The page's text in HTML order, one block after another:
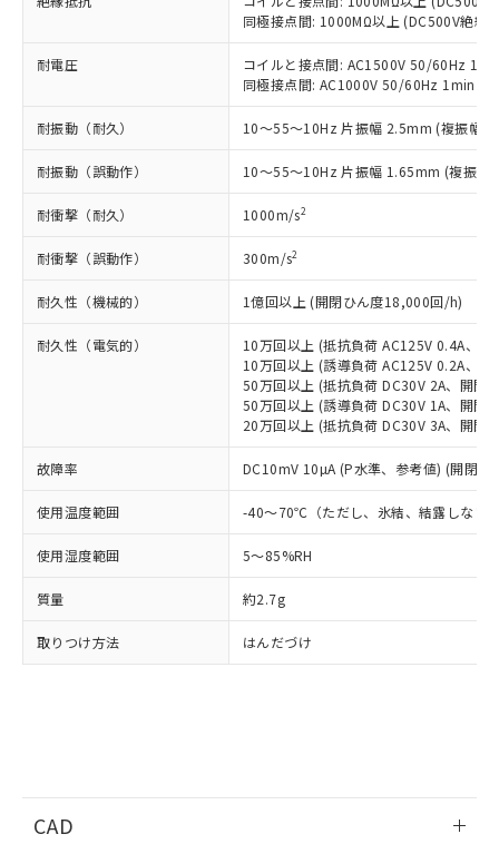
同極接点間: 1000MΩ以上 (DC500V絶縁
耐電圧
コイルと接点間: AC1500V 50/60Hz
同極接点間: AC1000V 50/60Hz 1min
耐振動（耐久） 10～55～10Hz 片振幅 2.5mm (複振幅
耐振動（誤動作） 10～55～10Hz 片振幅 1.65mm (複振幅
耐衝撃（耐久） 1000m/s2
耐衝撃（誤動作） 300m/s2
耐久性（機械的） 1億回以上 (開閉ひん度18,000回/h)
耐久性（電気的）
10万回以上 (抵抗負荷 AC125V 0.4A、
10万回以上 (誘導負荷 AC125V 0.2A、
50万回以上 (抵抗負荷 DC30V 2A、開閉
50万回以上 (誘導負荷 DC30V 1A、開閉
20万回以上 (抵抗負荷 DC30V 3A、開閉
故障率 DC10mV 10µA (P水準、参考値) (開閉
使用温度範囲 -40～70℃（ただし、氷結、結露しない
使用湿度範囲 5～85%RH
質量 約2.7g
取りつけ方法 はんだづけ
CAD
タに基づき作成されるものであり、閲
覧された時点での実際の在庫および標
準価格とは異なる場合があることをご
正式な納期状況および標準価格はお客
様のお取引先、またはお客様担当のオ
ムロン制御機器販売店・当社販売員に
ご相談ください。
オムロン制御機器販売店や当社販売拠
販売ネットワーク
ください。
在庫状況および標準価格結果を当社の
事前の承諾なく第三者に漏洩または開
示しないようお願いします。
マイパーツ機能（部品リスト作成サー
ビス）をご利用いただくには、I-Web
メンバーズにご登録されている必要が
お客様が当ウェブサイト上で当社にご
登録された部品リストについて、当社
および当社の共同利用者が、当社の製
品・サービスに関するお客様との取
引・商談に必要な範囲で利用すること
をご了承ください。
※当社の共同利用者とは、"個人情報
の共同利用に関して"
用者の範囲」に記載されている法人を
*EU RoHS指令（10物質）：
鉛(Pb) 1000ppm以下、 水銀(Hg) 1000ppm以下、 カド
六価クロム(Cr(Ⅵ)) 1000ppm以下、ポリ臭化ビフェニル
類(PBB) 1000ppm以下、ポリ臭化ジフェニルエーテル類
(PBDE) 1000ppm以下、フタル酸ビス(2-エチルヘキシ
ル) (DEHP)(別名：DOP) 1000ppm以下、フタル酸ブチ
ルベンジル（BBP） 1000ppm以下、フタル酸ジブチル
（DBP） 1000ppm以下、フタル酸ジイソブチル
但し、RoHS指令で産業用監視および制御機器に対する
フタル酸エステル類の４物質については閾値を超える意
図的な使用がないことを確認しています。
部品在庫の切り替え状況などにより、予定
月が前後することがあります。
※3 非含有証明書ダウンロード
下記の非含有証明書をダウンロードするこ
とができます。
EU RoHS指令（10物質）の非含有証明書
51物質の非含有証明書（当社基準）
※本証明書は発行日時点で非含有を証明す
るもので、過去に遡って非含有を証明する
ものではありません。
していることから、特段のことがない限
*中国RoHS10物質の基準値 (GB/T26572)：
Pb(鉛) :1000ppm、 Hg(水銀) : 1000ppm、 Cd(カドミウ
Cr(Ⅵ)(六価クロム) : 1000ppm、 PBBs(ポリ臭化ビフェ
ニル類) : 1000ppm、 PBDEs(ポリ臭化ジフェニルエーテ
DBP(フタル酸ジブチル) : 1000ppm、 DIBP(フタル酸ジ
DEHP(フタル酸ビス(2-エチルヘキシル)) : 1000ppm
※2 環境保護使用期限
「ｅ」：有害物質（10物質）のすべてが基
準値以下であることを示します。
「10」：通常の使用状況下において有害物
質が外部に漏えいし、環境に深刻な影響を
及ぼさない年数を意味します。
「－」：未確認です。当社販売部門へお問
または国外への提供する場合は、日本
国政府の輸出許可(または役務取引許
可)を取得するなどの必要な手続きを
当社は規制貨物を破棄する場合は、完
全に破砕するなど、違法に輸出されな
いよう必要な手段を講じます。
当社は貴社製品を、核兵器、ミサイ
ル、化学兵器、生物兵器またはその他
武器並びにこれらの製造装置等に一切
使用いたしません。
当社は、貴社製品を第三者に販売する
場合は、上記1、2および3の内容を当
該第三者に通知します。また当社は、
販売先および販売に係わる関係者が違
法に輸出するおそれがある場合は、取
り引きをいたしません。
一定数以上の在庫あり
一定数には満たないが在庫あり
在庫なし(最新の在庫状況につ
いては、お客様のお取引先、ま
たはお客様担当のオムロン制御
機器販売店・当社販売員にご確
認ください)
空
受注生産機種、また在庫状況の
情報を公開していない機種